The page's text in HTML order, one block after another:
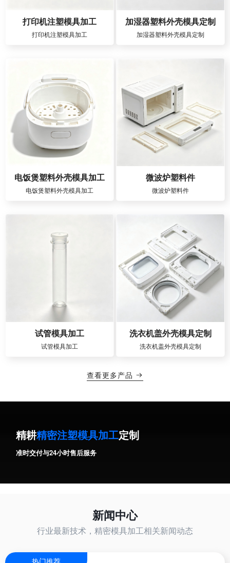
打印机注塑模具加工
打印机注塑模具加工
加湿器塑料外壳模具定制
加湿器塑料外壳模具定制
电饭煲塑料外壳模具加工
电饭煲塑料外壳模具加工
微波炉塑料件
微波炉塑料件
试管模具加工
试管模具加工
洗衣机盖外壳模具定制
洗衣机盖外壳模具定制
查看更多产品 
精耕精密注塑模具加工定制
准时交付与24小时售后服务
新闻中心
行业最新技术，精密模具加工相关新闻动态
热门推荐